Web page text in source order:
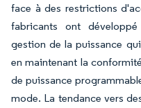
face à des restrictions
fabricants ont
gestion de la puissance
en maintenant la
de puissance
mode. La tendance vers